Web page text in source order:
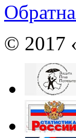
© 2017